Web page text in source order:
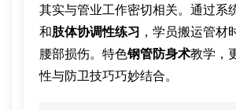
其实与管业工作密切相关。通过系
和肢体协调性练习 ，学员搬运管材
腰部损伤。特色钢管防身术教学，
性与防卫技巧巧妙结合。